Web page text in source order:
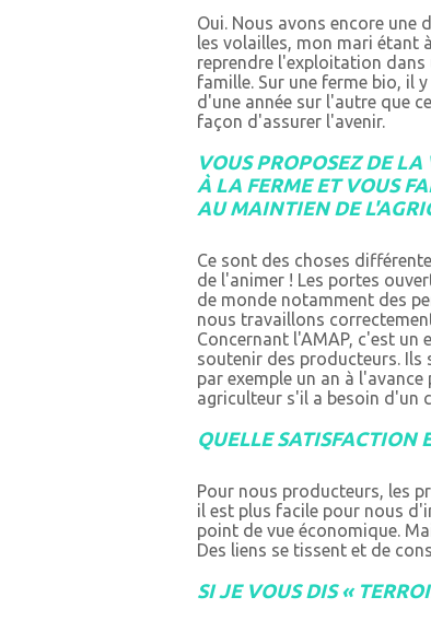
Oui. Nous avons encore une
les volailles, mon mari étant
reprendre l'exploitation dans
famille. Sur une ferme bio, il
d'une année sur l'autre que
façon d'assurer l'avenir.
VOUS PROPOSEZ DE LA
À LA FERME ET VOUS
AU MAINTIEN DE
Ce sont des choses
de l'animer ! Les portes
de monde notamment des
nous travaillons
Concernant l'AMAP, c'est un
soutenir des producteurs. Ils
par exemple un an à
agriculteur s'il a besoin d'un
QUELLE SATISFACTION
Pour nous producteurs, les
il est plus facile pour nous
point de vue économique.
Des liens se tissent et de
SI JE VOUS DIS «